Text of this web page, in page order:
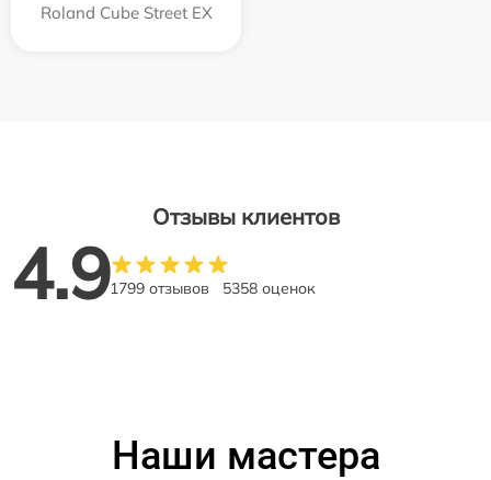
Roland Cube Street EX
Отзывы клиентов
4.91799 отзывов 5358 оценок
Наши мастера